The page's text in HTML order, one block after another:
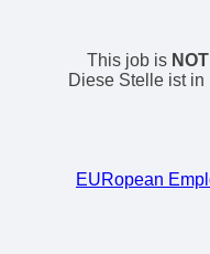
This job is NOT
Diese Stelle ist in
EURopean